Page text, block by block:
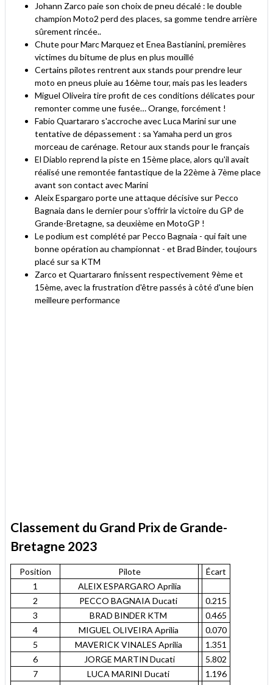
Johann Zarco paie son choix de pneu décalé : le double
champion Moto2 perd des places, sa gomme tendre arrière
sûrement rincée..
Chute pour Marc Marquez et Enea Bastianini, premières
victimes du bitume de plus en plus mouillé
Certains pilotes rentrent aux stands pour prendre leur
moto en pneus pluie au 16ème tour, mais pas les leaders
Miguel Oliveira tire profit de ces conditions délicates pour
remonter comme une fusée… Orange, forcément !
Fabio Quartararo s'accroche avec Luca Marini sur une
tentative de dépassement : sa Yamaha perd un gros
morceau de carénage. Retour aux stands pour le français
El Diablo reprend la piste en 15ème place, alors qu'il avait
réalisé une remontée fantastique de la 22ème à 7ème place
avant son contact avec Marini
Aleix Espargaro porte une attaque décisive sur Pecco
Bagnaia dans le dernier pour s'offrir la victoire du GP de
Grande-Bretagne, sa deuxième en MotoGP !
Le podium est complété par Pecco Bagnaia - qui fait une
bonne opération au championnat - et Brad Binder, toujours
placé sur sa KTM
Zarco et Quartararo finissent respectivement 9ème et
15ème, avec la frustration d'être passés à côté d'une bien
meilleure performance
Classement du Grand Prix de Grande-
Bretagne 2023
Position Pilote
Écart
1
ALEIX ESPARGARO Aprilia
2
PECCO BAGNAIA Ducati
0.215
3
BRAD BINDER KTM
0.465
4
MIGUEL OLIVEIRA Aprilia
0.070
5
MAVERICK VINALES Aprilia
1.351
6
JORGE MARTIN Ducati
5.802
7
LUCA MARINI Ducati
1.196